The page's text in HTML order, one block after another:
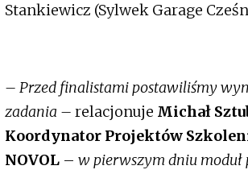
Stankiewicz (Sylwek Garage
– Przed finalistami postawiliśmy
zadania – relacjonuje Michał
Koordynator Projektów
NOVOL – w pierwszym dniu